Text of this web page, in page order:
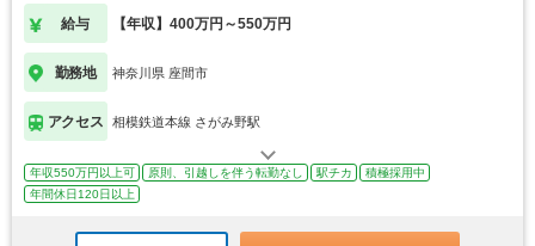
給与 【年収】400万円～550万円
勤務地 神奈川県 座間市
アクセス 相模鉄道本線 さがみ野駅
年収550万円以上可 原則、引越しを伴う転勤なし 駅チカ
積極採用中
年間休日120日以上